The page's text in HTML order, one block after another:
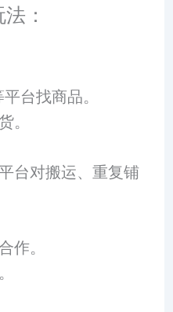
：
台找商品。
。
台对搬运、重复铺
作。